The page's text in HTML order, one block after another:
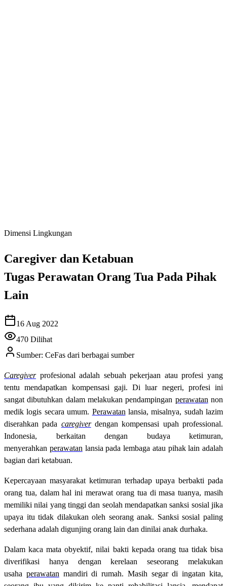
Dimensi Lingkungan
Caregiver dan Ketabuan
Tugas Perawatan Orang Tua Pada Pihak
Lain
16 Aug 2022
470 Dilihat
Sumber: CeFas dari berbagai sumber
Caregiverprofesional adalah sebuah pekerjaan atau profesi yang
tentu mendapatkan kompensasi gaji. Di luar negeri, profesi ini
sangat dibutuhkan dalam melakukan pendampingan perawatan non
medik logis secara umum. Perawatan lansia, misalnya, sudah lazim
diserahkan pada caregiverdengan kompensasi upah professional.
Indonesia, berkaitan dengan budaya ketimuran,
menyerahkan perawatan lansia pada lembaga atau pihak lain adalah
bagian dari ketabuan.
Kepercayaan masyarakat ketimuran terhadap upaya berbakti pada
orang tua, dalam hal ini merawat orang tua di masa tuanya, masih
memiliki nilai yang tinggi dan seolah mendapatkan sanksi sosial jika
upaya itu tidak dilakukan oleh seorang anak. Sanksi sosial paling
sederhana adalah digunjing orang lain dan dinilai anak durhaka.
Dalam kaca mata obyektif, nilai bakti kepada orang tua tidak bisa
diverifikasi hanya dengan kerelaan seseorang melakukan
usaha perawatan mandiri di rumah. Masih segar di ingatan kita,